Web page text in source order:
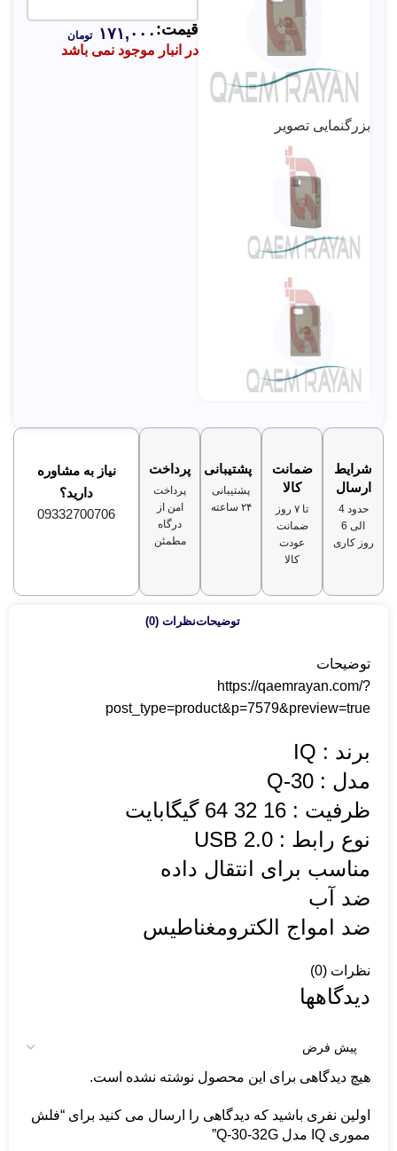
بزرگنمایی تصویر
در انبار موجود نمی باشد
قیمت: ۱۷۱,۰۰۰ تومان
شرایط
ارسال
حدود 4
الی 6
روز کاری
ضمانت
کالا
تا ۷ روز
ضمانت
عودت
کالا
پشتیبانی
پشتیبانی
۲۴ ساعته
پرداخت
پرداخت
امن از
درگاه
مطمئن
نیاز به مشاوره
دارید؟
09332700706
توضیحاتنظرات (0)
توضیحات
https://qaemrayan.com/?
post_type=product&p=7579&preview=true
برند : IQ
مدل : Q-30
ظرفیت : 16 32 64 گیگابایت
نوع رابط : USB 2.0
مناسب برای انتقال داده
ضد آب
ضد امواج الکترومغناطیس
نظرات (0)
دیدگاهها
هیچ دیدگاهی برای این محصول نوشته نشده است.
اولین نفری باشید که دیدگاهی را ارسال می کنید برای “فلش
مموری IQ مدل Q-30-32G”